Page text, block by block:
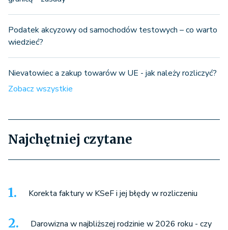
Podatek akcyzowy od samochodów testowych – co warto
wiedzieć?
Nievatowiec a zakup towarów w UE - jak należy rozliczyć?
Zobacz wszystkie
Najchętniej czytane
Korekta faktury w KSeF i jej błędy w rozliczeniu
Darowizna w najbliższej rodzinie w 2026 roku - czy